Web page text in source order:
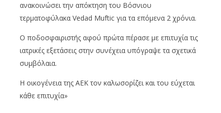
ανακοινώσει την απόκτηση του Βόσνιου
τερματοφύλακα Vedad Muftic για τα επόμενα 2 χρόνια.
Ο ποδοσφαιριστής αφού πρώτα πέρασε με επιτυχία τις
ιατρικές εξετάσεις στην συνέχεια υπόγραψε τα σχετικά
συμβόλαια.
H oικογένεια της ΑΕΚ τον καλωσορίζει και του εύχεται
κάθε επιτυχία»